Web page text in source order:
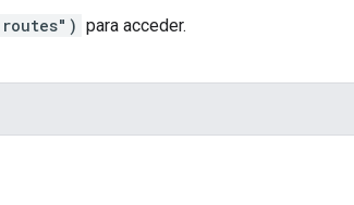
para acceder.